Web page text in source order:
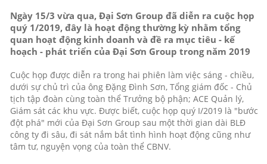
Ngày 15/3 vừa qua, Đại Sơn Group đã diễn ra cuộc họp
quý 1/2019, đây là hoạt động thường kỳ nhằm tổng
quan hoạt động kinh doanh và đề ra mục tiêu - kế
hoạch - phát triển của Đại Sơn Group trong năm 2019
Cuộc họp được diễn ra trong hai phiên làm việc sáng - chiều,
dưới sự chủ trì của ông Đặng Đình Sơn, Tổng giám đốc - Chủ
tịch tập đoàn cùng toàn thể Trưởng bộ phận; ACE Quản lý,
Giám sát các khu vực. Được biết, cuộc họp quý I/2019 là "bước
đột phá" mới của Đại Sơn Group sau một thời gian dài BLĐ
công ty đi sâu, đi sát nắm bắt tình hình hoạt động cũng như
tâm tư, nguyện vọng của toàn thể CBNV.